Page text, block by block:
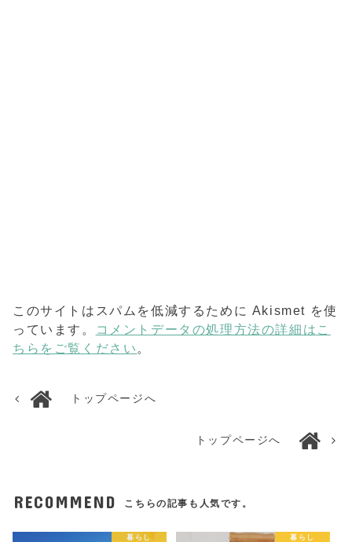
このサイトはスパムを低減するために Akismet を使
っています。
コメントデータの処理方法の詳細はこ
ちらをご覧ください 。
トップページへ
トップページへ
RECOMMEND こちらの記事も人気です。
暮らし 暮らし